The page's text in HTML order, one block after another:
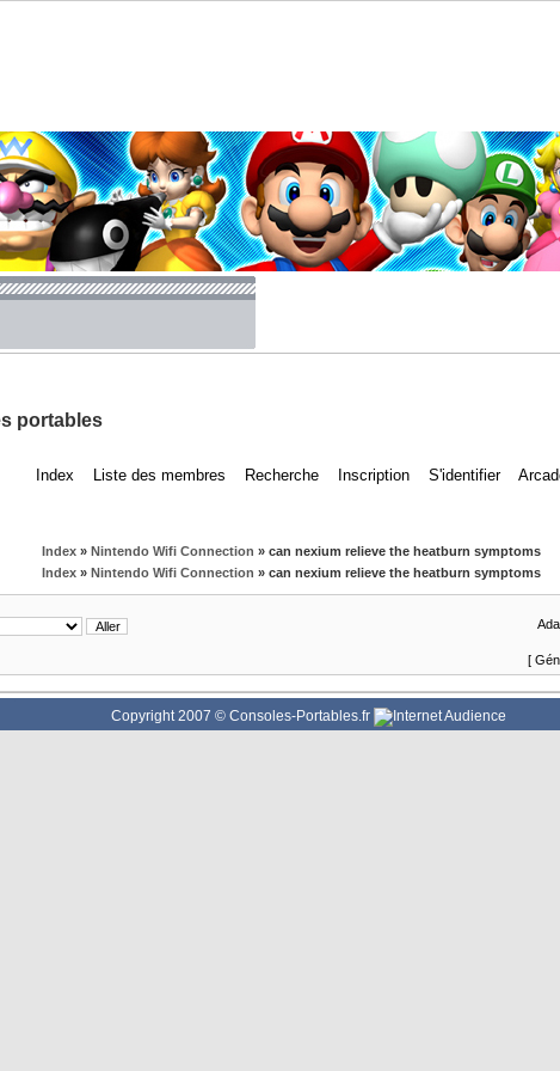
portables
Index Liste des membres Recherche Inscription S'identifier
Index» Nintendo Wifi Connection » can nexium relieve the heatburn symptoms
Index» Nintendo Wifi Connection » can nexium relieve the heatburn symptoms
[
Copyright 2007 © Consoles-Portables.fr